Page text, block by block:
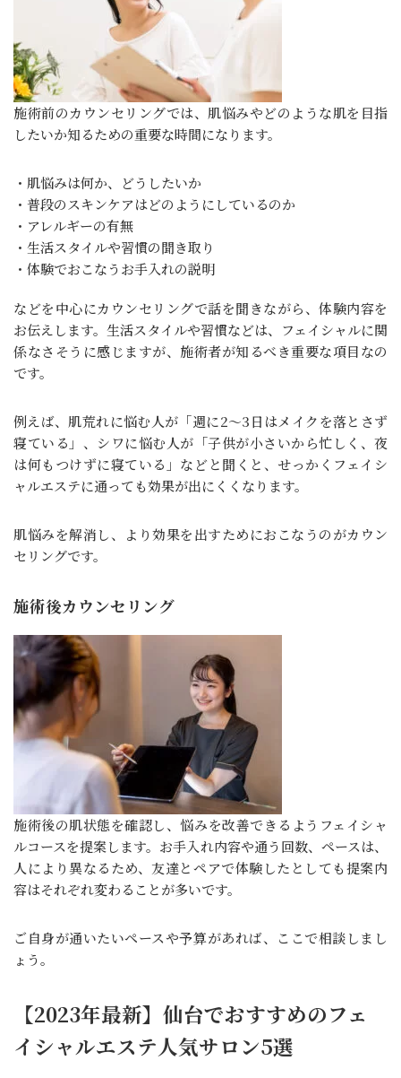
施術前のカウンセリングでは、肌悩みやどのような肌を目指
したいか知るための重要な時間になります。
・肌悩みは何か、どうしたいか
・普段のスキンケアはどのようにしているのか
・アレルギーの有無
・生活スタイルや習慣の聞き取り
・体験でおこなうお手入れの説明
などを中心にカウンセリングで話を聞きながら、体験内容を
お伝えします。生活スタイルや習慣などは、フェイシャルに関
係なさそうに感じますが、施術者が知るべき重要な項目なの
です。
例えば、肌荒れに悩む人が「週に2～3日はメイクを落とさず
寝ている」、シワに悩む人が「子供が小さいから忙しく、夜
は何もつけずに寝ている」などと聞くと、せっかくフェイシ
ャルエステに通っても効果が出にくくなります。
肌悩みを解消し、より効果を出すためにおこなうのがカウン
セリングです。
施術後カウンセリング
施術後の肌状態を確認し、悩みを改善できるようフェイシャ
ルコースを提案します。お手入れ内容や通う回数、ペースは、
人により異なるため、友達とペアで体験したとしても提案内
容はそれぞれ変わることが多いです。
ご自身が通いたいペースや予算があれば、ここで相談しまし
ょう。
【2023年最新】仙台でおすすめのフェ
イシャルエステ人気サロン5選